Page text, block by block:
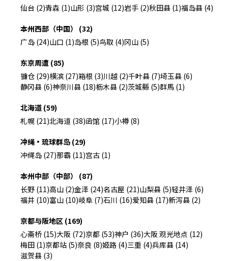
仙台 (2)青森 (1)山形 (3)宫城 (12)岩手 (2)秋田县 (1)福岛县 (4)
本州西部（中国） (32)
广岛 (24)山口 (1)岛根 (5)鸟取 (4)冈山 (5)
东京周遭 (85)
镰仓 (29)横滨 (27)箱根 (3)川越 (2)千叶县 (7)埼玉县 (6)
静冈县 (6)神奈川县 (18)枥木县 (2)茨城縣 (5)群馬 (1)
北海道 (59)
札幌 (21)北海道 (38)函馆 (17)小樽 (8)
冲绳・琉球群岛 (29)
冲绳岛 (27)那霸 (11)宫古 (1)
本州中部（中部） (87)
长野 (11)高山 (2)金泽 (24)名古屋 (21)山梨县 (5)轻井泽 (6)
福井 (10)富山 (10)岐阜 (7)石川 (16)爱知县 (17)新泻县 (2)
京都与阪地区 (169)
心斋桥 (15)大阪 (72)京都 (53)神户 (36)大阪 观光地点 (12)
梅田 (1)京都站 (5)奈良 (8)姬路 (4)三重 (4)兵库县 (14)
滋贺县 (3)